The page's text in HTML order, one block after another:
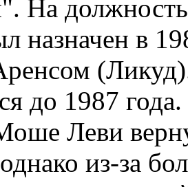
На
назначен в
до 1987
Леви
из-за